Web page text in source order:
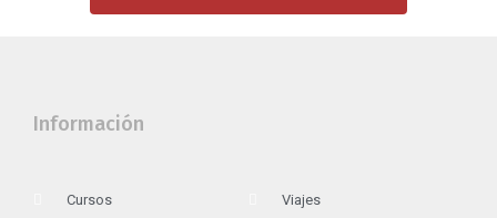
Información
Cursos Viajes